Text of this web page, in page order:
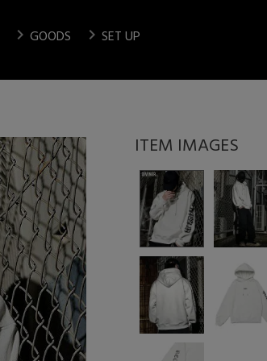
chevron_right GOODS chevron_right SET UP